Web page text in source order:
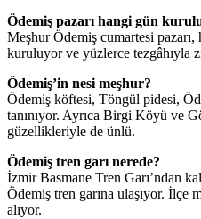
Ödemiş pazarı hangi gün
Meşhur Ödemiş cumartesi
kuruluyor ve yüzlerce tezgâhıyla
Ödemiş’in nesi meşhur?
Ödemiş köftesi, Töngül pidesi,
tanınıyor. Ayrıca Birgi Köyü ve
güzellikleriyle de ünlü.
Ödemiş tren garı nerede?
İzmir Basmane Tren Garı’ndan
Ödemiş tren garına ulaşıyor. İlçe
alıyor.